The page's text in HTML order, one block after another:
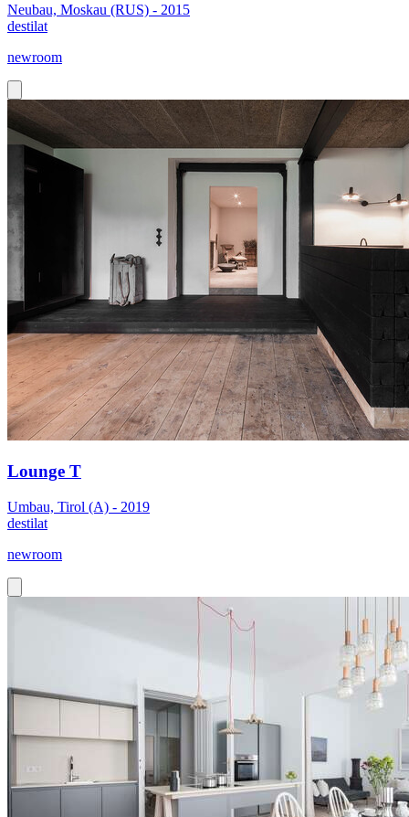
Neubau, Moskau (RUS) - 2015
destilat
newroom
Lounge T
Umbau, Tirol (A) - 2019
destilat
newroom